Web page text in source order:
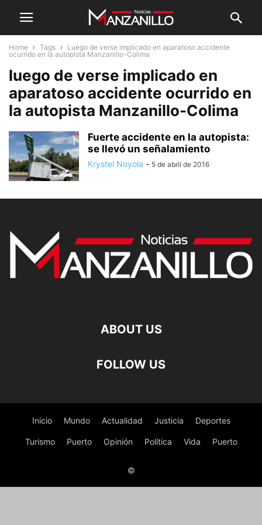
Home Tags
Luego de verse implicado en aparatoso accidente
ocurrido en la autopista Manzanillo-Colima
luego de verse implicado en
aparatoso accidente ocurrido en
la autopista Manzanillo-Colima
Fuerte accidente en la autopista:
se llevó un señalamiento
Krystel Noyola - 5 de abril de 2016
ABOUT US
FOLLOW US
Inicio Mundo Actualidad Justicia Deportes
Turismo Puerto Opinión Política Vida Puerto
©